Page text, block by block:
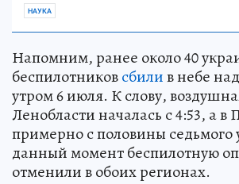
НАУКА
Напомним, ранее около 40
беспилотниковсбилив небе
утром 6 июля. К слову,
Ленобласти началась с 4:53, а в
примерно с половины седьмого
данный момент беспилотную
отменили в обоих регионах.